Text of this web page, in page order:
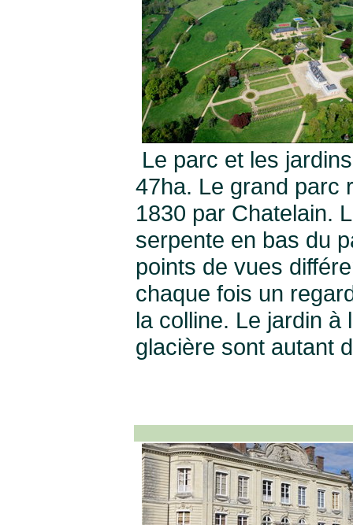
Le parc et les
47ha. Le grand parc
1830 par Chatelain.
serpente en bas du
points de vues
chaque fois un
la colline. Le jardin à
glacière sont autant